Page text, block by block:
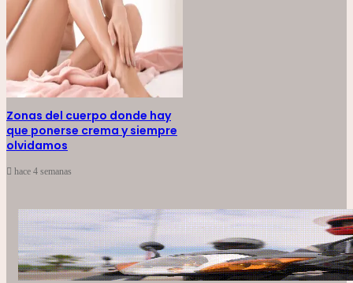
Zonas del cuerpo donde hay
que ponerse crema y siempre
olvidamos
hace 4 semanas